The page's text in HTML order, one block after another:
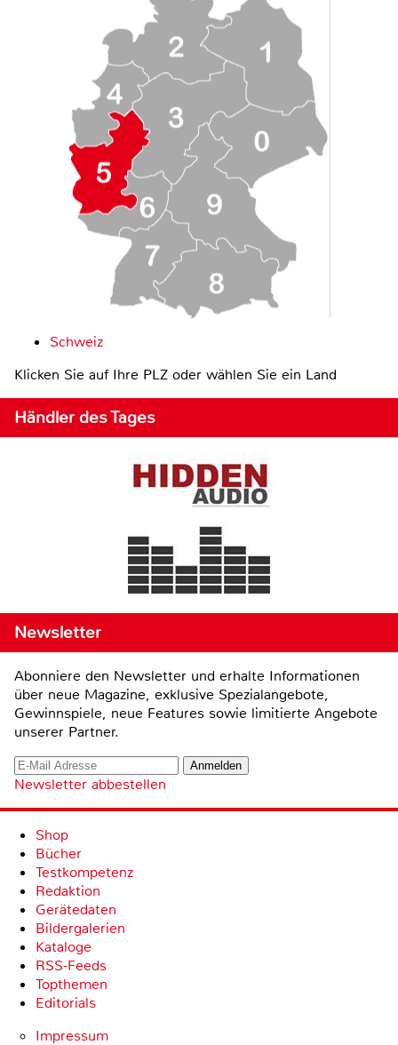
Schweiz
Klicken Sie auf Ihre PLZ oder wählen Sie ein Land
Händler des Tages
Newsletter
Abonniere den Newsletter und erhalte Informationen
über neue Magazine, exklusive Spezialangebote,
Gewinnspiele, neue Features sowie limitierte Angebote
unserer Partner.
Newsletter abbestellen
Shop
Bücher
Testkompetenz
Redaktion
Gerätedaten
Bildergalerien
Kataloge
RSS-Feeds
Topthemen
Editorials
Impressum